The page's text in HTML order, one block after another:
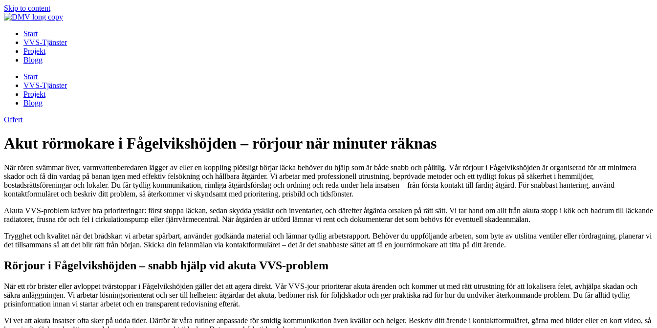
Skip to content
Start
VVS-Tjänster
Projekt
Blogg
Start
VVS-Tjänster
Projekt
Blogg
Offert
Akut rörmokare i Fågelvikshöjden – rörjour när minuter räknas
När rören svämmar över, varmvattenberedaren lägger av eller en koppling plötsligt börjar läcka behöver du hjälp som är både snabb och pålitlig. Vår rörjour i Fågelvikshöjden är organiserad för att minimera
skador och få din vardag på banan igen med effektiv fel­sökning och hållbara åtgärder. Vi arbetar med professionell utrustning, beprövade metoder och ett tydligt fokus på säkerhet i hemmiljöer,
bostadsrättsföreningar och lokaler. Du får tydlig kommunikation, rimliga åtgärdsförslag och ordning och reda under hela insatsen – från första kontakt till färdig åtgärd. För snabbast hantering, använd
kontaktformuläret och beskriv ditt problem, så återkommer vi skyndsamt med prioritering, prisbild och tidsfönster.
Akuta VVS-problem kräver bra prioriteringar: först stoppa läckan, sedan skydda ytskikt och inventarier, och därefter åtgärda orsaken på rätt sätt. Vi tar hand om allt från akuta stopp i kök och badrum till läckande
radiatorer, frusna rör och fel i cirkulationspump eller fjärrvärmecentral. När åtgärden är utförd lämnar vi rent och dokumenterar det som behövs för eventuell skadeanmälan.
Trygghet och kvalitet när det brådskar: vi arbetar spårbart, använder godkända material och lämnar tydlig arbetsrapport. Behöver du uppföljande arbeten, som byte av utslitna ventiler eller rördragning, planerar vi
det tillsammans så att det blir rätt från början. Skicka din felanmälan via kontaktformuläret – det är det snabbaste sättet att få en jourrörmokare att titta på ditt ärende.
Rörjour i Fågelvikshöjden – snabb hjälp vid akuta VVS-problem
När ett rör brister eller avloppet tvärstoppar i Fågelvikshöjden gäller det att agera direkt. Vår VVS-jour prioriterar akuta ärenden och kommer ut med rätt utrustning för att lokalisera felet, avhjälpa skadan och
säkra anläggningen. Vi arbetar lösningsorienterat och ser till helheten: åtgärdar det akuta, bedömer risk för följdskador och ger praktiska råd för hur du undviker återkommande problem. Du får alltid tydlig
prisinformation innan vi startar arbetet och en transparent redovisning efteråt.
Vi vet att akuta insatser ofta sker på udda tider. Därför är våra rutiner anpassade för smidig kommunikation även kvällar och helger. Beskriv ditt ärende i kontaktformuläret, gärna med bilder eller en kort video, så